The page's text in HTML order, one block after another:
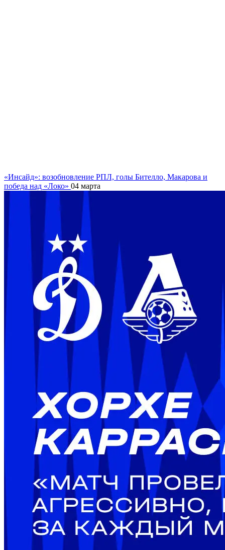
«Инсайд»: возобновление РПЛ, голы Бителло, Макарова и
победа над «Локо» 04 марта